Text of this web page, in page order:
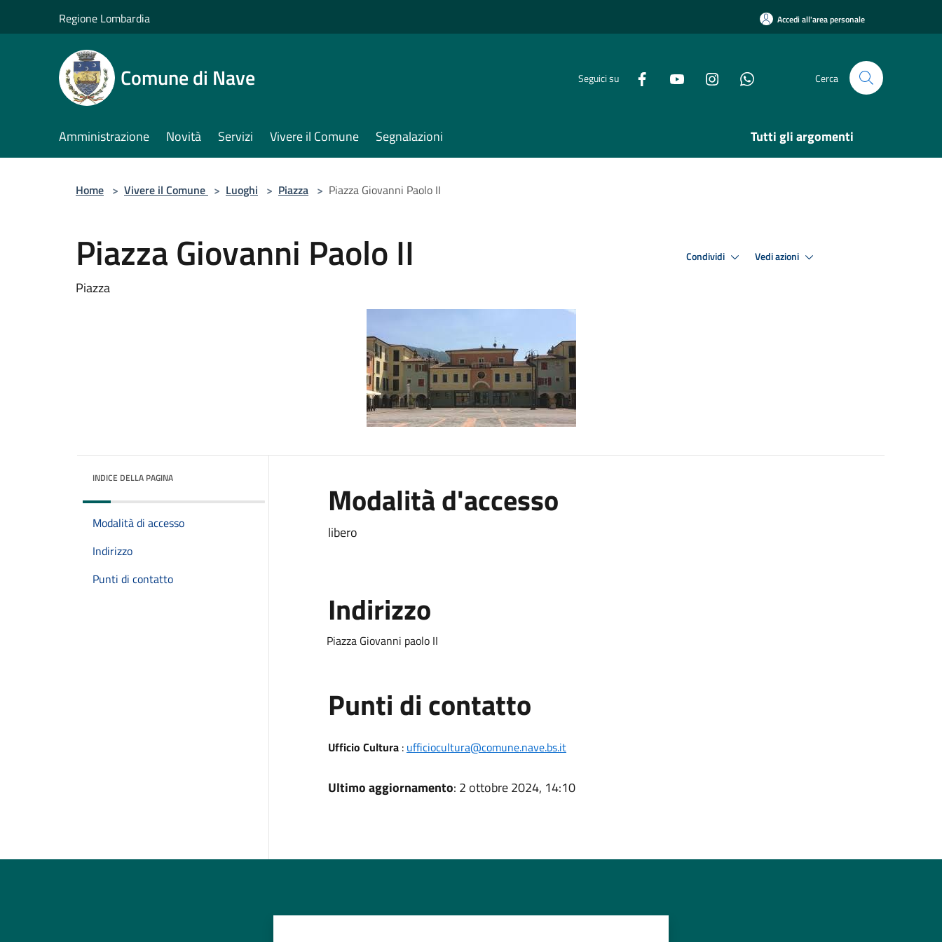
Regione Lombardia Accedi all'area personale
Comune di Nave Seguici su Cerca
Amministrazione Novità Servizi Vivere il Comune Segnalazioni Tutti gli argomenti
Home > Vivere il Comune > Luoghi > Piazza > Piazza Giovanni Paolo II
Piazza Giovanni Paolo II
Piazza
Condividi Vedi azioni
INDICE DELLA PAGINA
Modalità di accesso
Indirizzo
Punti di contatto
Modalità d'accesso
libero
Indirizzo
Piazza Giovanni paolo II
Punti di contatto
Ufficio Cultura: ufficiocultura@comune.nave.bs.it
Ultimo aggiornamento: 2 ottobre 2024, 14:10